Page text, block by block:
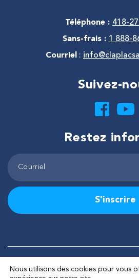
Téléphone : 418-
Sans-frais : 1 888-
Courriel :
Suivez-
Restez
S'inscrire
Lac-Saint-Jean
Nous utilisons des cookies pour vous